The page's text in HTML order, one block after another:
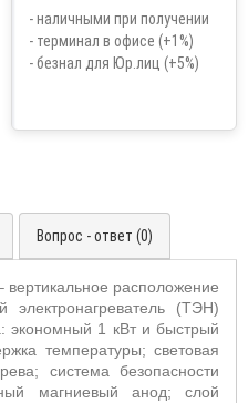
- наличными при получении
- терминал в офисе (+1%)
- безнал для Юр.лиц (+5%)
Вопрос - ответ (0)
вертикальное расположение
электронагреватель (ТЭН)
экономный 1 кВт и быстрый
температуры; световая
система безопасности
магниевый анод; слой